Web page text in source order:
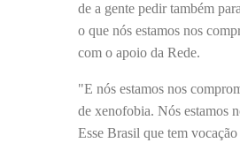
de a gente pedir também
o que nós estamos nos
com o apoio da Rede.
"E nós estamos nos
de xenofobia. Nós estamos
Esse Brasil que tem